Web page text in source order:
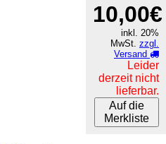
10,00€
inkl. 20%
MwSt. zzgl.
Versand
Leider
derzeit nicht
lieferbar.
Auf die
Merkliste